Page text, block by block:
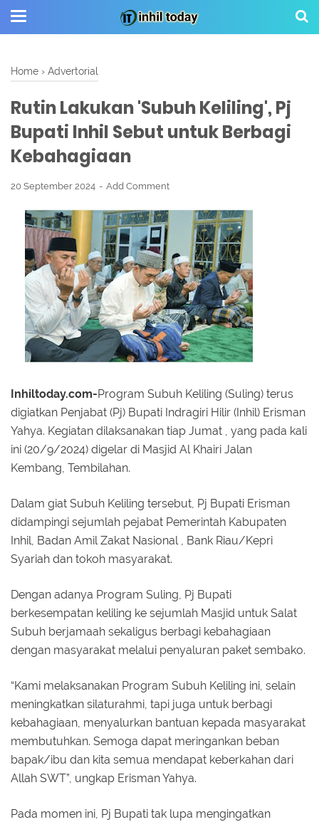
Home › Advertorial
Rutin Lakukan 'Subuh Keliling', Pj
Bupati Inhil Sebut untuk Berbagi
Kebahagiaan
20 September 2024 Add Comment
Inhiltoday.com-Program Subuh Keliling (Suling) terus
digiatkan Penjabat (Pj) Bupati Indragiri Hilir (Inhil) Erisman
Yahya. Kegiatan dilaksanakan tiap Jumat , yang pada kali
ini (20/9/2024) digelar di Masjid Al Khairi Jalan
Kembang, Tembilahan.
Dalam giat Subuh Keliling tersebut, Pj Bupati Erisman
didampingi sejumlah pejabat Pemerintah Kabupaten
Inhil, Badan Amil Zakat Nasional , Bank Riau/Kepri
Syariah dan tokoh masyarakat.
Dengan adanya Program Suling, Pj Bupati
berkesempatan keliling ke sejumlah Masjid untuk Salat
Subuh berjamaah sekaligus berbagi kebahagiaan
dengan masyarakat melalui penyaluran paket sembako.
“Kami melaksanakan Program Subuh Keliling ini, selain
meningkatkan silaturahmi, tapi juga untuk berbagi
kebahagiaan, menyalurkan bantuan kepada masyarakat
membutuhkan. Semoga dapat meringankan beban
bapak/ibu dan kita semua mendapat keberkahan dari
Allah SWT”, ungkap Erisman Yahya.
Pada momen ini, Pj Bupati tak lupa mengingatkan